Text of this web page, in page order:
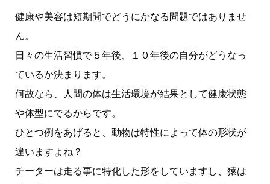
健康や美容は短期間でどうにかなる問題ではありませ
ん。
日々の生活習慣で５年後、１０年後の自分がどうなっ
ているか決まります。
何故なら、人間の体は生活環境が結果として健康状態
や体型にでるからです。
ひとつ例をあげると、動物は特性によって体の形状が
違いますよね？
チーターは走る事に特化した形をしていますし、猿は